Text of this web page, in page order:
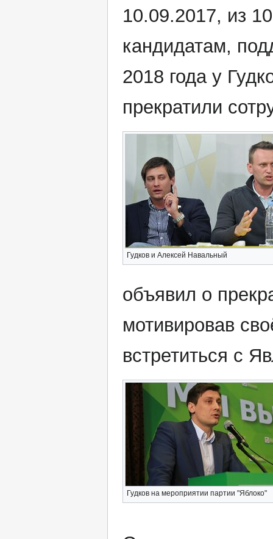
10.09.2017, из
кандидатам,
2018 года у
прекратили
Гудков и Алексей Навальный
объявил о
мотивировав
встретиться с
Гудков на мероприятии партии "Яблоко"